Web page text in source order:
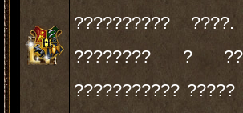
??????????
???????? ?
???????????